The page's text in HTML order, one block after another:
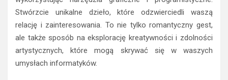
Stwórzcie unikalne dzieło, które odzwierciedli waszą
relację i zainteresowania. To nie tylko romantyczny gest,
ale także sposób na eksplorację kreatywności i zdolności
artystycznych, które mogą skrywać się w waszych
umysłach informatyków.